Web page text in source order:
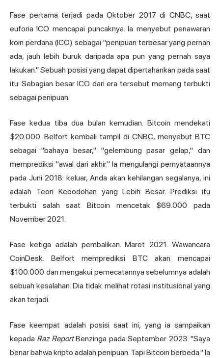
Fase pertama terjadi pada Oktober 2017 di CNBC, saat
euforia ICO mencapai puncaknya. Ia menyebut penawaran
koin perdana (ICO) sebagai "penipuan terbesar yang pernah
ada, jauh lebih buruk daripada apa pun yang pernah saya
lakukan." Sebuah posisi yang dapat dipertahankan pada saat
itu. Sebagian besar ICO dari era tersebut memang terbukti
sebagai penipuan.
Fase kedua tiba dua bulan kemudian. Bitcoin mendekati
$20.000. Belfort kembali tampil di CNBC, menyebut BTC
sebagai "bahaya besar," "gelembung pasar gelap," dan
memprediksi "awal dari akhir." Ia mengulangi pernyataannya
pada Juni 2018: keluar, Anda akan kehilangan segalanya, ini
adalah Teori Kebodohan yang Lebih Besar. Prediksi itu
terbukti salah saat Bitcoin mencetak $69.000 pada
November 2021.
Fase ketiga adalah pembalikan. Maret 2021. Wawancara
CoinDesk. Belfort memprediksi BTC akan mencapai
$100.000 dan mengakui pemecatannya sebelumnya adalah
sebuah kesalahan. Dia tidak melihat rotasi institusional yang
akan terjadi.
Fase keempat adalah posisi saat ini, yang ia sampaikan
kepada Raz ReportBenzinga pada September 2023. "Saya
benar bahwa kripto adalah penipuan. Tapi Bitcoin berbeda." Ia